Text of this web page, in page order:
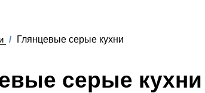
/ Глянцевые серые кухни
серые кухни